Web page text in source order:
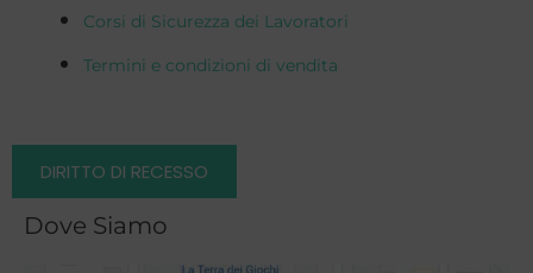
Corsi di Sicurezza dei Lavoratori
Termini e condizioni di vendita
DIRITTO DI RECESSO
Dove Siamo